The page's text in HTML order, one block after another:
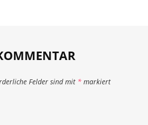
Felder sind mit * markiert